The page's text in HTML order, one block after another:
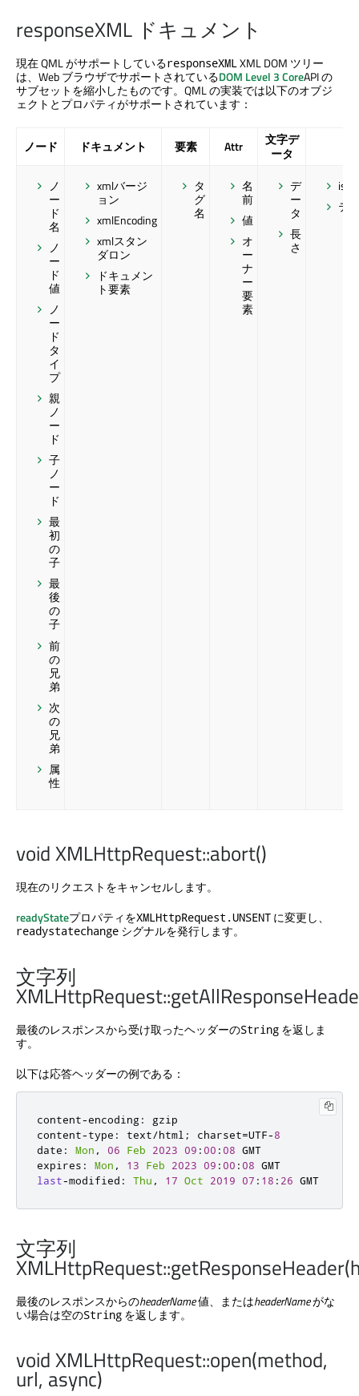
responseXML ドキュメント
現在 QML がサポートしているresponseXMLXML DOM ツリー
は、Web ブラウザでサポートされているDOM Level 3 CoreAPI の
サブセットを縮小したものです。QML の実装では以下のオブジ
ェクトとプロパティがサポートされています：
ノード ドキュメント 要素 Attr
文字デ
ータ
ノ
ー
ド
名
ノ
ー
ド
値
ノ
ー
ド
タ
イ
プ
親
ノ
ー
ド
子
ノ
ー
ド
最
初
の
子
最
後
の
子
前
の
兄
弟
次
の
兄
弟
属
性
xmlバージ
ョン
xmlEncoding
xmlスタン
ダロン
ドキュメン
ト要素
タ
グ
名
名
前
値
オ
ー
ナ
ー
要
素
デ
ー
タ
長
さ
テ
void XMLHttpRequest::abort()
現在のリクエストをキャンセルします。
readyStateプロパティをXMLHttpRequest.UNSENT に変更し、
readystatechange シグナルを発行します。
文字列
最後のレスポンスから受け取ったヘッダーのString を返しま
す。
以下は応答ヘッダーの例である：
content-encoding:
gzip
content-type : text/html ; charset=UTF-8
date : Mon , 06 Feb 2023 09 : 00 : 08 GMT
expires : Mon , 13 Feb 2023 09 : 00 : 08
last-modified : Thu , 17 Oct 2019 07 : 18 : 26 GMT
文字列
最後のレスポンスからのheaderName値、またはheaderNameがな
い場合は空のString を返します。
void XMLHttpRequest::open(method,
url, async)